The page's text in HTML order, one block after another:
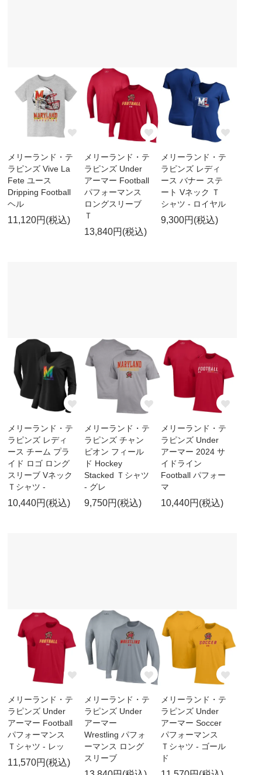
メリーランド・テ
ラピンズ Vive La
Fete ユース
Dripping Football
ヘル
11,120円(税込)
メリーランド・テ
ラピンズ Under
アーマー Football
パフォーマンス
ロングスリーブ
Ｔ
13,840円(税込)
メリーランド・テ
ラピンズ レディ
ース バナー ステ
ート Vネック Ｔ
シャツ - ロイヤル
9,300円(税込)
メリーランド・テ
ラピンズ レディ
ース チーム プラ
イド ロゴ ロング
スリーブ Vネック
Ｔシャツ -
10,440円(税込)
メリーランド・テ
ラピンズ チャン
ピオン フィール
ド Hockey
Stacked Ｔシャツ
- グレ
9,750円(税込)
メリーランド・テ
ラピンズ Under
アーマー 2024 サ
イドライン
Football パフォー
マ
10,440円(税込)
メリーランド・テ
ラピンズ Under
アーマー Football
パフォーマンス
Ｔシャツ - レッ
11,570円(税込)
メリーランド・テ
ラピンズ Under
アーマー
Wrestling パフォ
ーマンス ロング
スリーブ
メリーランド・テ
ラピンズ Under
アーマー Soccer
パフォーマンス
Ｔシャツ - ゴール
ド